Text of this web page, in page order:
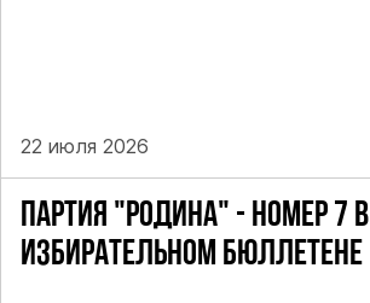
ПАРТИЯ "РОДИНА" - НОМЕР 7 В
ИЗБИРАТЕЛЬНОМ БЮЛЛЕТЕНЕ
22 июля 2026